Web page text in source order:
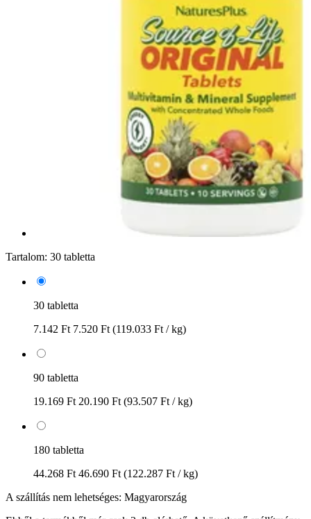
Tartalom: 30 tabletta
30 tabletta
7.142 Ft 7.520 Ft (119.033 Ft / kg)
90 tabletta
19.169 Ft 20.190 Ft (93.507 Ft / kg)
180 tabletta
44.268 Ft 46.690 Ft (122.287 Ft / kg)
A szállítás nem lehetséges: Magyarország